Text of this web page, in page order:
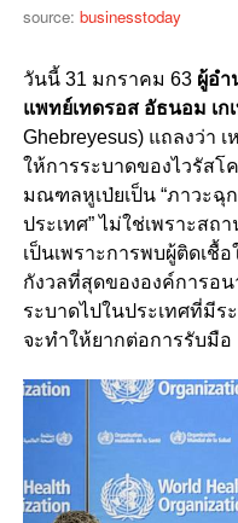
source: businesstoday
วันนี้ 31 มกราคม 63 ผู้อำ
แพทย์เทดรอส อัธนอม เก
Ghebreyesus) แถลงว่า
ให้การระบาดของไวรัส
มณฑลหูเป่ยเป็น “ภาวะฉุ
ประเทศ” ไม่ใช่เพราะส
เป็นเพราะการพบผู้ติดเชื้
กังวลที่สุดขององค์การอ
ระบาดไปในประเทศที่มี
จะทำให้ยากต่อการรับมือ